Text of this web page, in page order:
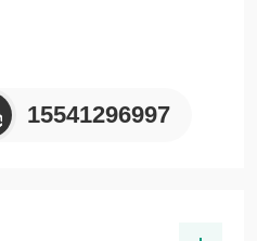
15541296997